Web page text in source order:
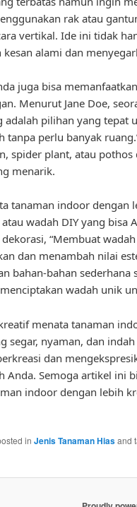
rak atau
vertikal. Ide ini tidak
alami dan
juga bisa
Menurut Jane Doe,
adalah pilihan yang tepat
tanpa perlu banyak
spider plant, atau
menarik.
tanaman indoor dengan
wadah DIY yang bisa
“Membuat
dan menambah nilai
bahan-bahan
wadah unik
menata tanaman
segar, nyaman, dan
dan
Anda. Semoga artikel ini
indoor dengan lebih
in Jenis Tanaman Hiasand